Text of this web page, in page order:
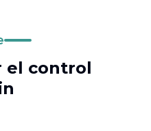
el control